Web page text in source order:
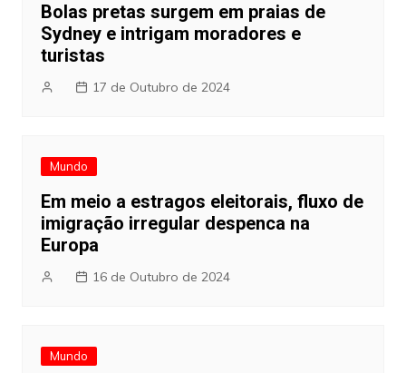
Bolas pretas surgem em praias de
Sydney e intrigam moradores e
turistas
17 de Outubro de 2024
Mundo
Em meio a estragos eleitorais, fluxo de
imigração irregular despenca na
Europa
16 de Outubro de 2024
Mundo